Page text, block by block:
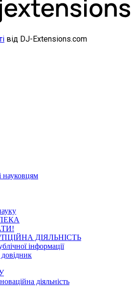
від DJ-Extensions.com
науковцям
ДІЯЛЬНІСТЬ
інформації
діяльність